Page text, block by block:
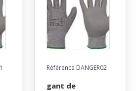
hr bleu granite, t
7 a 11
Référence DANGER02
gant de